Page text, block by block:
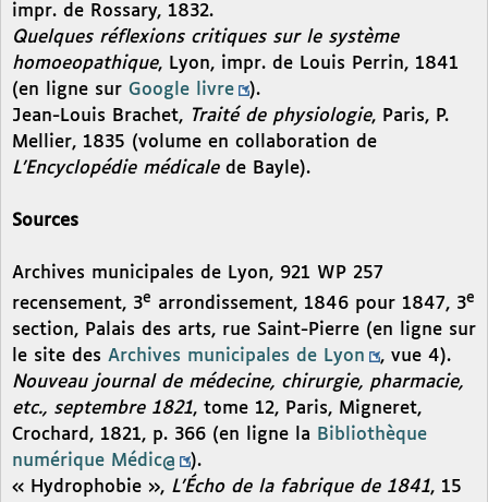
impr. de Rossary, 1832.
Quelques réflexions critiques sur le système
homoeopathique, Lyon, impr. de Louis Perrin, 1841
(en ligne sur Google livre
).
Jean-Louis Brachet, Traité de physiologie, Paris, P.
Mellier, 1835 (volume en collaboration de
L’Encyclopédie médicalede Bayle).
Sources
Archives municipales de Lyon, 921 WP 257
recensement, 3e arrondissement, 1846 pour 1847, 3e
section, Palais des arts, rue Saint-Pierre (en ligne sur
le site des Archives municipales de Lyon
, vue 4).
Nouveau journal de médecine, chirurgie, pharmacie,
etc., septembre 1821, tome 12, Paris, Migneret,
Crochard, 1821, p. 366 (en ligne la Bibliothèque
numérique Médic@
).
« Hydrophobie », L’Écho de la fabrique de 1841, 15